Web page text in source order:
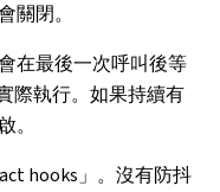
關閉。
在最後一次呼叫後等
際執行。如果持續有
hooks」。沒有防抖